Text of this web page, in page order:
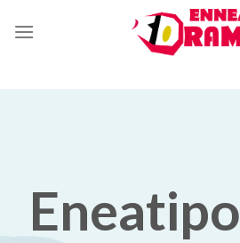
Eneatipo